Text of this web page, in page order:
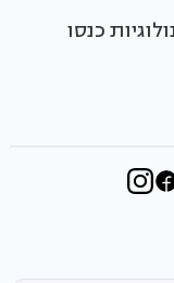
כנסו